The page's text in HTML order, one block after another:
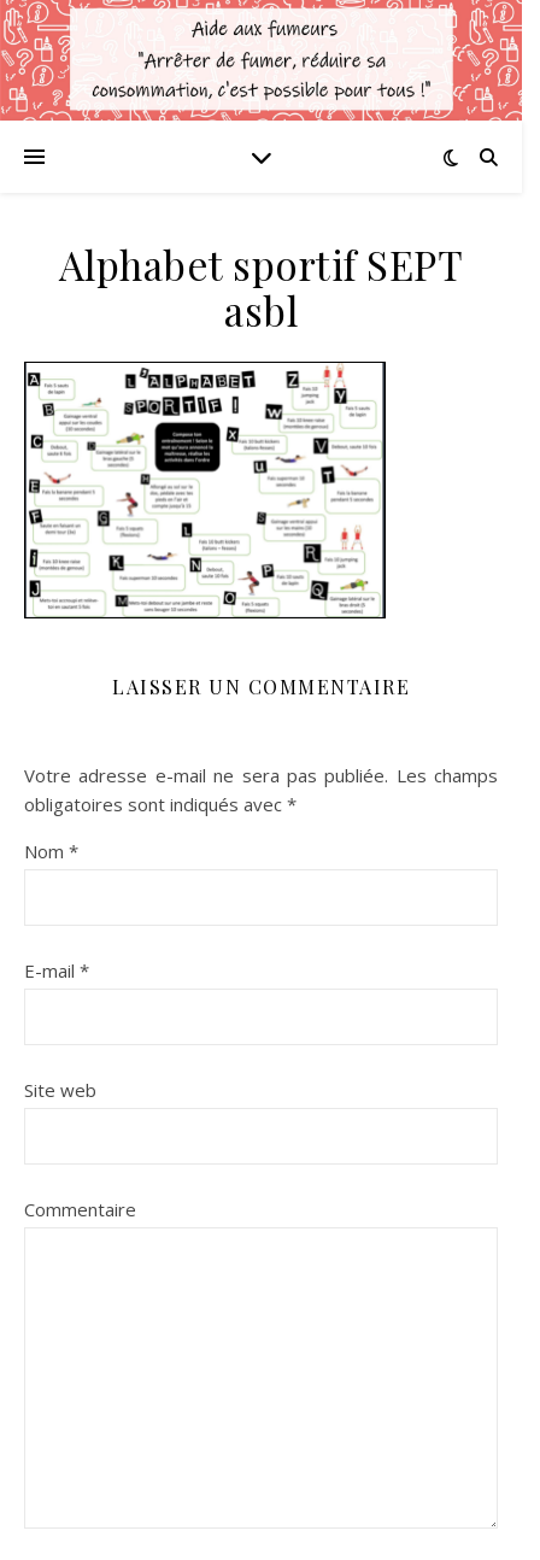
Alphabet sportif SEPT
asbl
LAISSER UN COMMENTAIRE
Votre adresse e-mail ne sera pas publiée. Les champs
obligatoires sont indiqués avec *
Nom *
E-mail *
Site web
Commentaire